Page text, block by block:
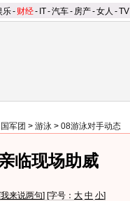
乐- 财经- IT-汽车- 房产-女人 -TV
军团 > 游泳 > 08游泳对手动态
临现场助威
[我来说两句] [字号： 大 中 小]